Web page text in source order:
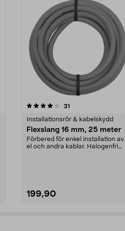
31
Installationsrör & kabelskydd
Flexslang 16 mm, 25 meter
Förbered för enkel installation av
el och andra kablar. Halogenfri
199,90
4.0 av 5 stjärnor